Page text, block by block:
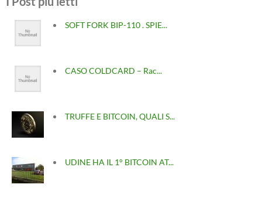
SOFT FORK BIP-110 . SPIE...
CASO COLDCARD – Rac...
TRUFFE E BITCOIN, QUALI S...
UDINE HA IL 1° BITCOIN AT...